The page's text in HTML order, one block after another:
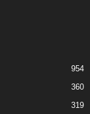
954
360
319